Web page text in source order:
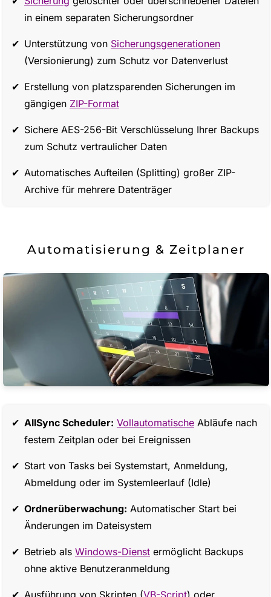
in einem separaten Sicherungsordner
Unterstützung von Sicherungsgenerationen
(Versionierung) zum Schutz vor Datenverlust
Erstellung von platzsparenden Sicherungen im
gängigen ZIP-Format
Sichere AES-256-Bit Verschlüsselung Ihrer Backups
zum Schutz vertraulicher Daten
Automatisches Aufteilen (Splitting) großer ZIP-
Archive für mehrere Datenträger
Automatisierung & Zeitplaner
AllSync Scheduler: Vollautomatische Abläufe nach
festem Zeitplan oder bei Ereignissen
Start von Tasks bei Systemstart, Anmeldung,
Abmeldung oder im Systemleerlauf (Idle)
Ordnerüberwachung: Automatischer Start bei
Änderungen im Dateisystem
Betrieb als Windows-Dienst ermöglicht Backups
ohne aktive Benutzeranmeldung
Ausführung von Skripten (VB-Script) oder